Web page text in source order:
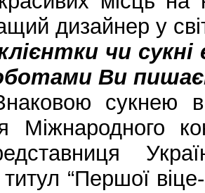
дизайнер у
чи
Ви
сукнею в
Міжнародного
“Першої